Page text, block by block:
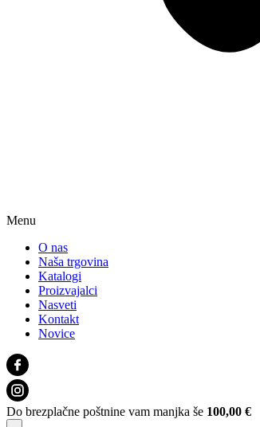
Menu
O nas
Naša trgovina
Katalogi
Proizvajalci
Nasveti
Kontakt
Novice
Do brezplačne poštnine vam manjka še 100,00 €